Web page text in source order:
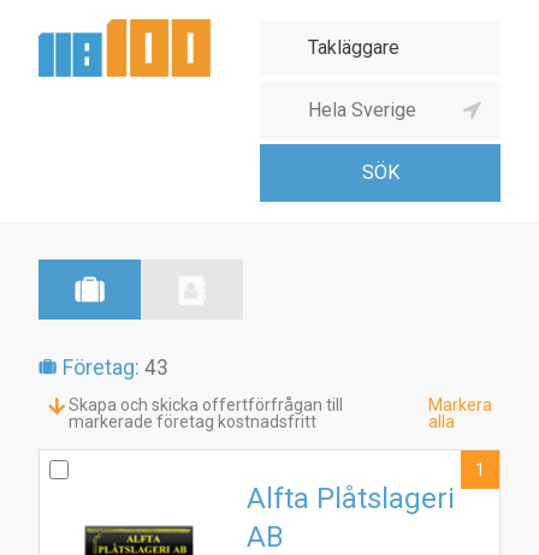
Företag: 43
Skapa och skicka offertförfrågan till
markerade företag kostnadsfritt
Markera
alla
Alfta Plåtslageri
AB
1